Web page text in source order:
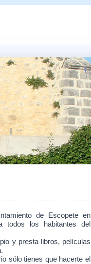
de Escopete en
todos los habitantes del
y presta libros, películas
sólo tienes que hacerte el